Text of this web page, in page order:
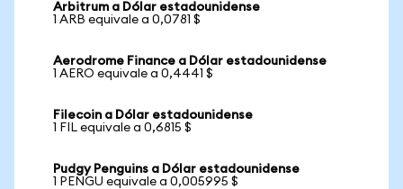
Arbitrum a Dólar estadounidense
1 ARB equivale a 0,0781 $
Aerodrome Finance a Dólar estadounidense
1 AERO equivale a 0,4441 $
Filecoin a Dólar estadounidense
1 FIL equivale a 0,6815 $
Pudgy Penguins a Dólar estadounidense
1 PENGU equivale a 0,005995 $